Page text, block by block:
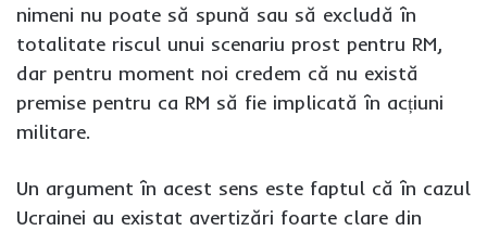
nimeni nu poate să spună sau să excludă în
totalitate riscul unui scenariu prost pentru RM,
dar pentru moment noi credem că nu există
premise pentru ca RM să fie implicată în acțiuni
militare.
Un argument în acest sens este faptul că în cazul
Ucrainei au existat avertizări foarte clare din